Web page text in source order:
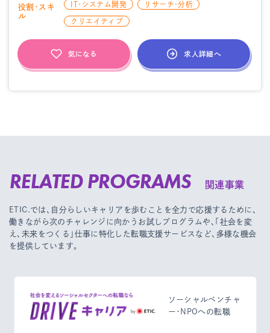
役割・スキ
ル
IT・システム開発 リサーチ・分析
クリエイティブ
気になる 求人詳細へ
RELATED PROGRAMS 関連事業
ETIC.では、自分らしいキャリアを歩むことを全力で応援するために、
働きながら次のチャレンジに向かうお試しプログラムや、
「社会を変
え、未来をつくる」仕事に特化した転職支援サービスなど、多様な機会
を提供しています。
ソーシャルベンチャ
ー・NPOへの転職